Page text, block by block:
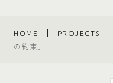
HOME PROJECTS
の約束」